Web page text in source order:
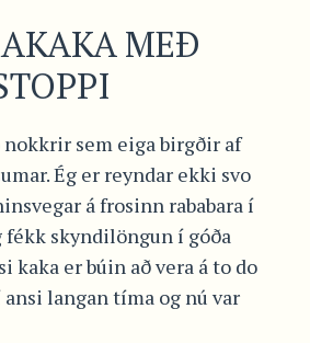
MEÐ
nokkrir sem eiga birgðir af
Ég er reyndar ekki svo
á frosinn rababara í
fékk skyndilöngun í góða
kaka er búin að vera á to do
langan tíma og nú var